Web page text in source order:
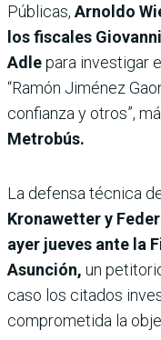
Públicas, Arnoldo
los fiscales
Adlepara investigar
“Ramón Jiménez
confianza y otros”,
Metrobús.
La defensa técnica
Kronawetter y
ayer jueves ante la
Asunción, un
caso los citados
comprometida la